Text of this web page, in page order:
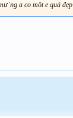
a co môt e quá đẹp